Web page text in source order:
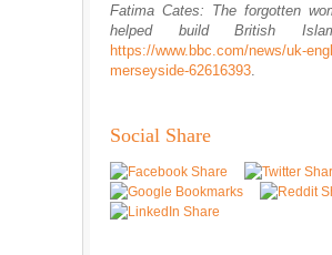
Fatima Cates: The forgotten
helped build British
https://www.bbc.com/news/uk-
merseyside-62616393.
Social Share